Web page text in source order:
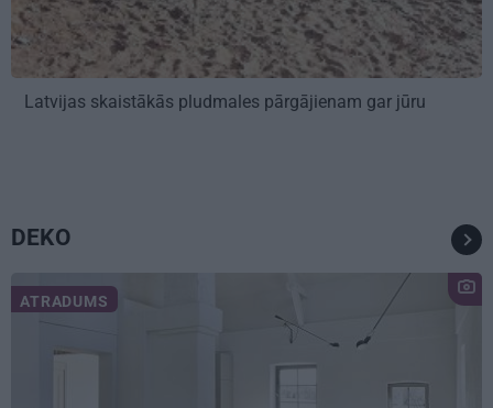
Latvijas skaistākās pludmales pārgājienam gar jūru
DEKO
ATRADUMS